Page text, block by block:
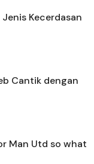
Jenis Kecerdasan
Cantik dengan
Man Utd so what